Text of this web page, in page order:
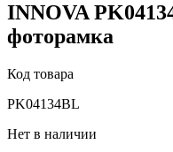
INNOVA
фоторамка
Код товара
PK04134BL
Нет в наличии